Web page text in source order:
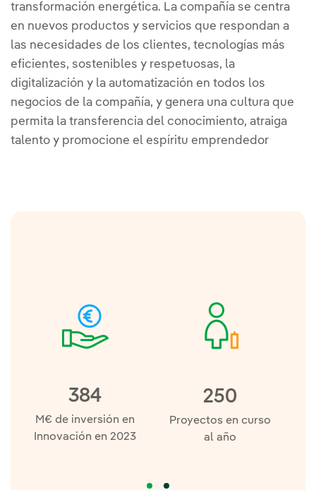
transformación energética. La compañía se centra
en nuevos productos y servicios que respondan a
las necesidades de los clientes, tecnologías más
eficientes, sostenibles y respetuosas, la
digitalización y la automatización en todos los
negocios de la compañía, y genera una cultura que
permita la transferencia del conocimiento, atraiga
talento y promocione el espíritu emprendedor
384
M€ de inversión en
Innovación en 2023
250
Proyectos en curso
al año